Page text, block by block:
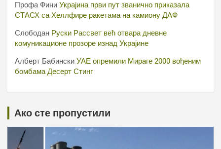
Профа Фини Украјина први пут званично приказала
СТАСХ са Хеллфире ракетама на камиону ДАФ
Слободан Руски Рассвет већ отвара дневне
комуникационе прозоре изнад Украјине
Алберт Бабински УАЕ опремили Мираге 2000 вођеним
бомбама Десерт Стинг
Ако сте пропустили